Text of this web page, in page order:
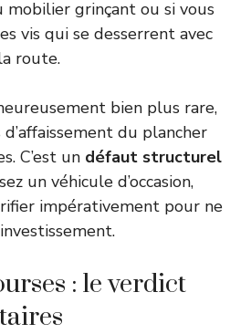
mobilier grinçant ou si vous
vis qui se desserrent avec
route.
bien plus rare,
du plancher
C’est un défaut structurel
un véhicule d’occasion,
impérativement pour ne
: le verdict